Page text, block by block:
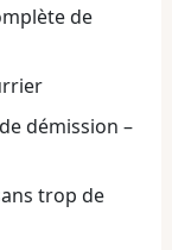
de
démission –
trop de